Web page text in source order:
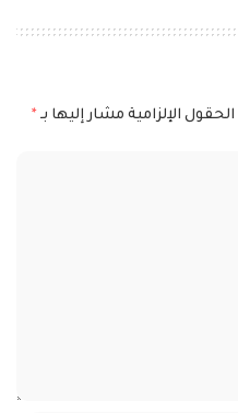
الحقول الإلزامية مشار إليها بـ *